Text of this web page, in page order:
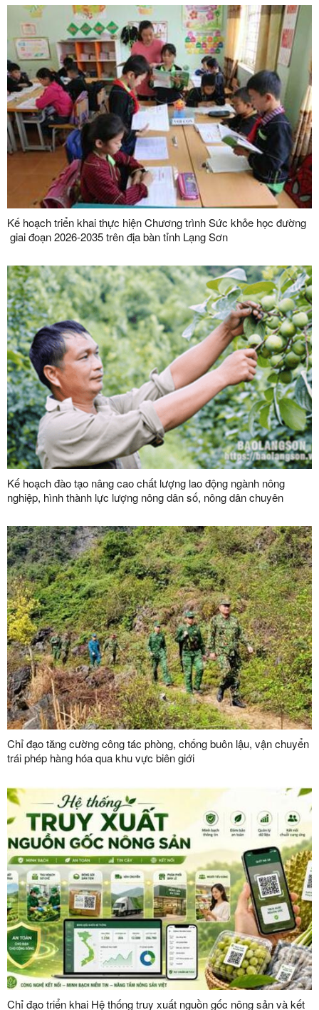
Kế hoạch triển khai thực hiện Chương trình Sức khỏe học đường
giai đoạn 2026-2035 trên địa bàn tỉnh Lạng Sơn
Kế hoạch đào tạo nâng cao chất lượng lao động ngành nông
nghiệp, hình thành lực lượng nông dân số, nông dân chuyên
năm 2026
Chỉ đạo tăng cường công tác phòng, chống buôn lậu, vận chuyển
trái phép hàng hóa qua khu vực biên giới
Chỉ đạo triển khai Hệ thống truy xuất nguồn gốc nông sản và kết